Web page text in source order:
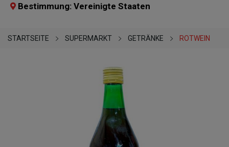
Bestimmung: Vereinigte Staaten
STARTSEITE SUPERMARKT GETRÄNKE ROTWEIN